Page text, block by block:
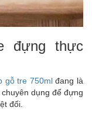
đựng thực
gỗ tre 750mlđang là
dụng để đựng
đối.